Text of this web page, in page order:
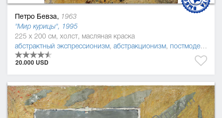
Петро Бевза, 1963
"Мир курицы", 1995
225 x 200 см, холст, масляная краска
абстрактный экспрессионизм, абстракционизм, постмодернизм
20.000 USD